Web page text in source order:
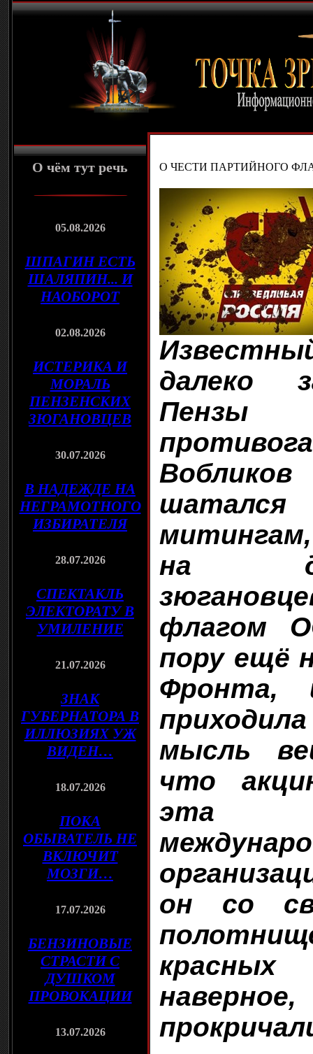
О чём тут речь
05.08.2026
ШПАГИН ЕСТЬ
ШАЛЯПИН... И
НАОБОРОТ
02.08.2026
ИСТЕРИКА И
МОРАЛЬ
ПЕНЗЕНСКИХ
ЗЮГАНОВЦЕВ
30.07.2026
В НАДЕЖДЕ НА
НЕГРАМОТНОГО
ИЗБИРАТЕЛЯ
28.07.2026
СПЕКТАКЛЬ
ЭЛЕКТОРАТУ В
УМИЛЕНИЕ
21.07.2026
ЗНАК
ГУБЕРНАТОРА В
ИЛЛЮЗИЯХ УЖ
ВИДЕН…
18.07.2026
ПОКА
ОБЫВАТЕЛЬ НЕ
ВКЛЮЧИТ
МОЗГИ…
17.07.2026
БЕНЗИНОВЫЕ
СТРАСТИ С
ДУШКОМ
ПРОВОКАЦИИ
13.07.2026
О ЧЕСТИ ПАРТИЙНОГО
далеко
Пензы
на
флагом
пору ещё
Фронта,
мысль
что
эта
он со